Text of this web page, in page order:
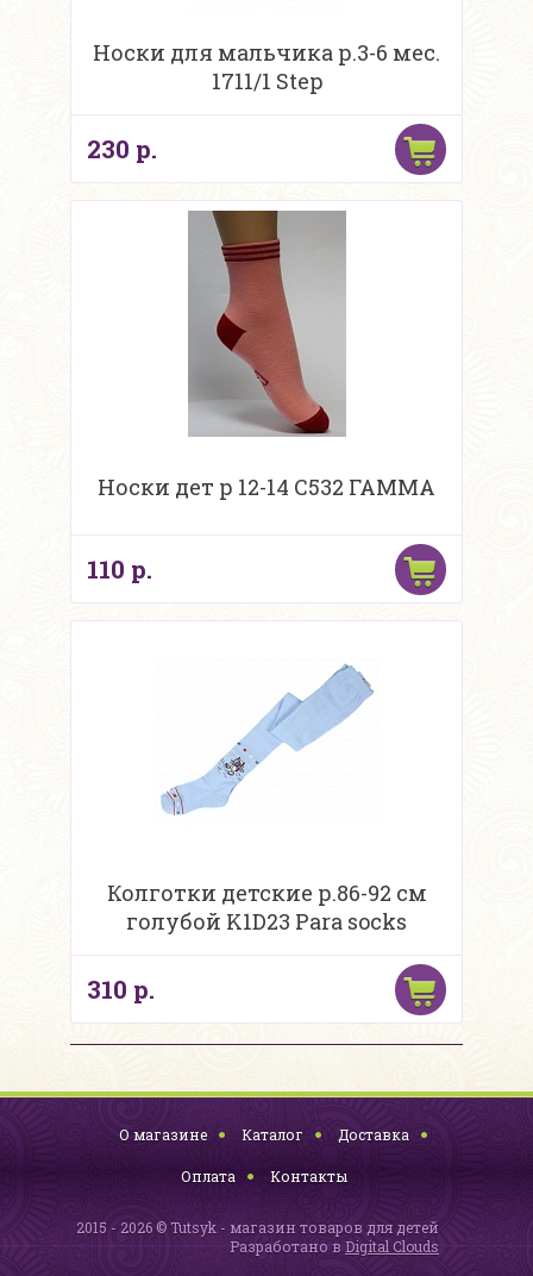
Носки для мальчика р.3-6 мес.
1711/1 Step
230 р.
Носки дет р 12-14 С532 ГАММА
110 р.
Колготки детские р.86-92 см
голубой K1D23 Para socks
310 р.
О магазине Каталог Доставка
Оплата Контакты
2015 - 2026 © Tutsyk - магазин товаров для детей
Разработано в Digital Clouds